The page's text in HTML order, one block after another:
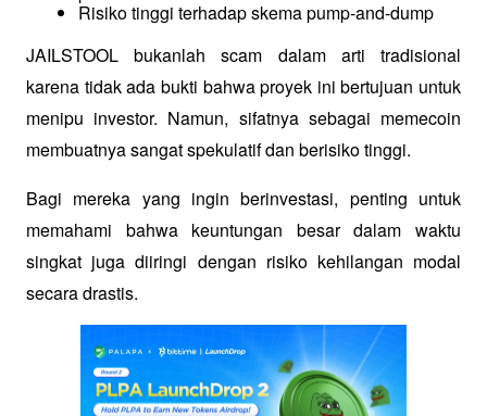
Risiko tinggi terhadap skema pump-and-dump
JAILSTOOL bukanlah scam dalam arti tradisional
karena tidak ada bukti bahwa proyek ini bertujuan untuk
menipu investor. Namun, sifatnya sebagai memecoin
membuatnya sangat spekulatif dan berisiko tinggi.
Bagi mereka yang ingin berinvestasi, penting untuk
memahami bahwa keuntungan besar dalam waktu
singkat juga diiringi dengan risiko kehilangan modal
secara drastis.